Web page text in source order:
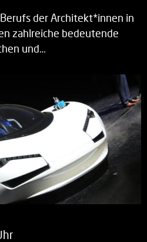
der Architekt*innen in
zahlreiche bedeutende
und…